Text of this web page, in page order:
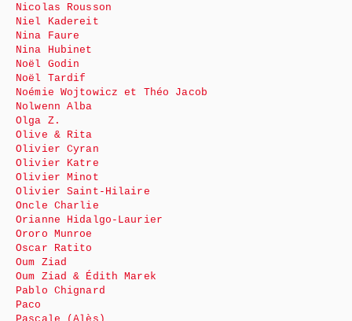
Nicolas Rousson
Niel Kadereit
Nina Faure
Nina Hubinet
Noël Godin
Noël Tardif
Noémie Wojtowicz et Théo Jacob
Nolwenn Alba
Olga Z.
Olive & Rita
Olivier Cyran
Olivier Katre
Olivier Minot
Olivier Saint-Hilaire
Oncle Charlie
Orianne Hidalgo-Laurier
Ororo Munroe
Oscar Ratito
Oum Ziad
Oum Ziad & Édith Marek
Pablo Chignard
Paco